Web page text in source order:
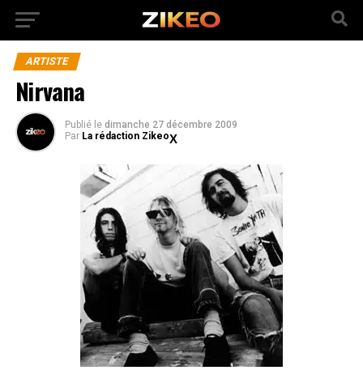
ARTISTE
Nirvana
Publié le dimanche 27 décembre 2009
Par La rédaction Zikeo